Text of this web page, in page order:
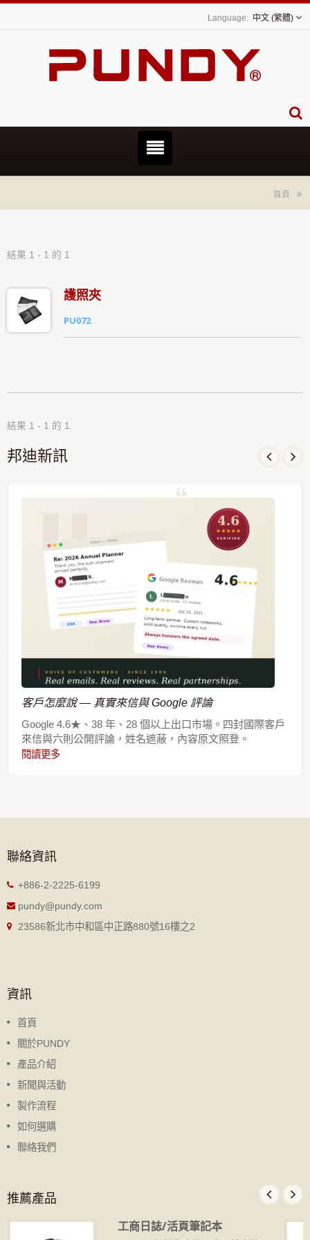
中文 (繁體)
首頁
結果 1 - 1 的 1
護照夾
PU072
結果 1 - 1 的 1
邦迪新訊
客戶怎麼說 — 真實來信與 Google 評論
Google 4.6★、38 年、28 個以上出口市場。四封國際客戶
來信與六則公開評論，姓名遮蔽，內容原文照登。
閱讀更多
聯絡資訊
+886-2-2225-6199
pundy@pundy.com
23586新北市中和區中正路880號16樓之2
資訊
首頁
關於PUNDY
產品介紹
新聞與活動
製作流程
如何選購
聯絡我們
推薦產品
工商日誌/活頁筆記本